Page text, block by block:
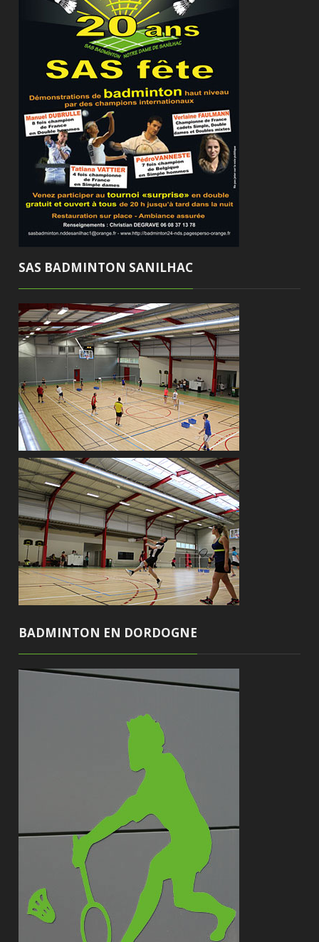
SAS BADMINTON SANILHAC
BADMINTON EN DORDOGNE